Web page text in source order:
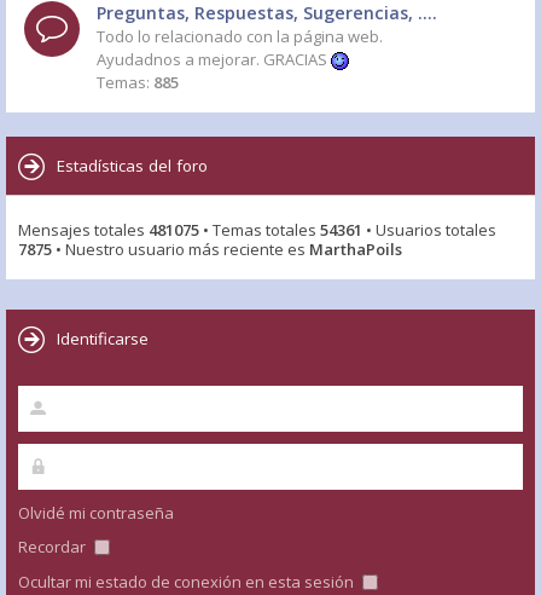
Preguntas, Respuestas, Sugerencias, ....
Todo lo relacionado con la página web.
Ayudadnos a mejorar. GRACIAS
Temas: 885
Estadísticas del foro
Mensajes totales 481075 • Temas totales 54361 • Usuarios totales
7875 • Nuestro usuario más reciente es MarthaPoils
Identificarse
Olvidé mi contraseña
Recordar
Ocultar mi estado de conexión en esta sesión